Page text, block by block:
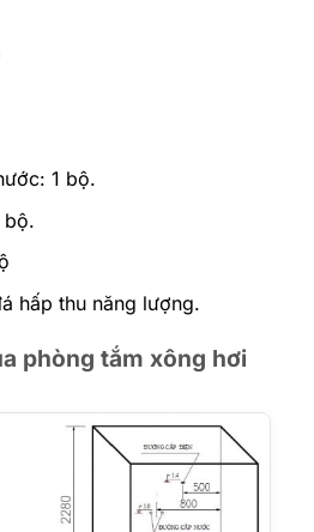
1 bộ.
bộ.
hấp thu năng lượng.
phòng tắm xông hơi